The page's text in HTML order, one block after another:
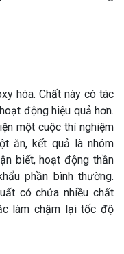
hóa. Chất này có tác
động hiệu quả hơn.
một cuộc thí nghiệm
ăn, kết quả là nhóm
biết, hoạt động thần
phần bình thường.
có chứa nhiều chất
làm chậm lại tốc độ